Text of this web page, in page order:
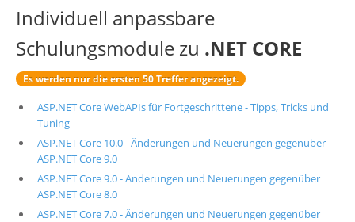
Individuell anpassbare
Schulungsmodule zu .NET CORE
Es werden nur die ersten 50 Treffer angezeigt.
ASP.NET Core WebAPIs für Fortgeschrittene - Tipps, Tricks und
Tuning
ASP.NET Core 10.0 - Änderungen und Neuerungen gegenüber
ASP.NET Core 9.0
ASP.NET Core 9.0 - Änderungen und Neuerungen gegenüber
ASP.NET Core 8.0
ASP.NET Core 7.0 - Änderungen und Neuerungen gegenüber